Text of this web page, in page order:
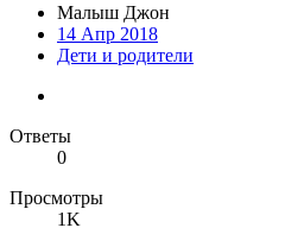
Малыш Джон
14 Апр 2018
Дети и родители
Ответы
0
Просмотры
1K